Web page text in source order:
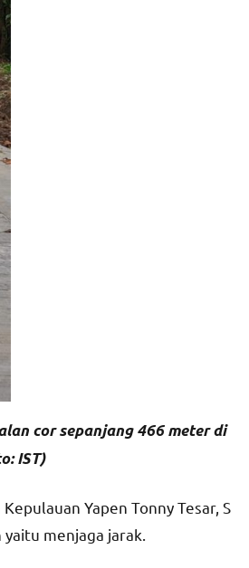
cor sepanjang 466 meter di
IST)
Yapen Tonny Tesar, S
menjaga jarak.